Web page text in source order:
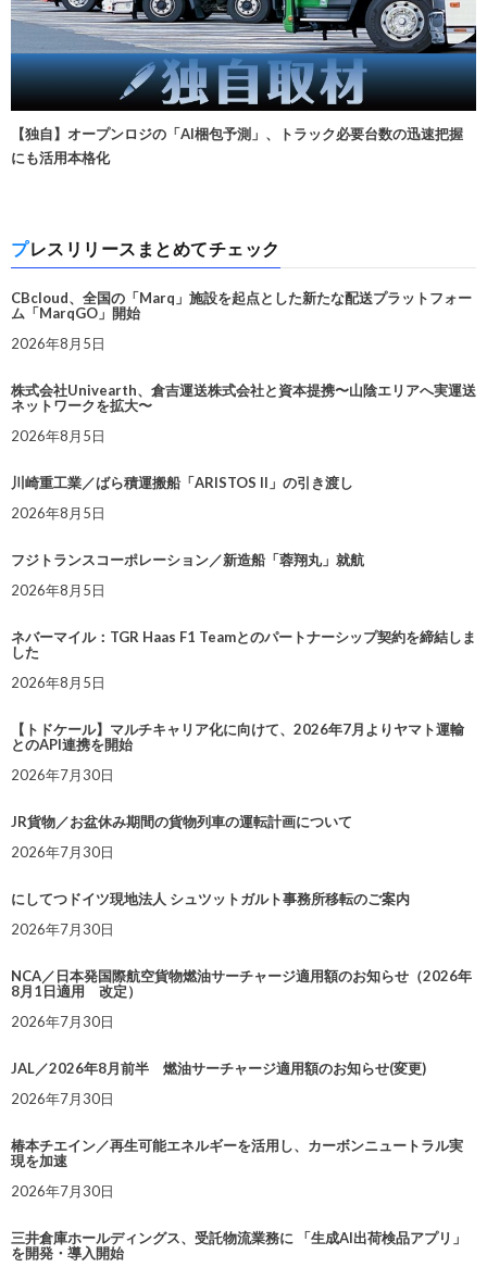
【独自】オープンロジの「AI梱包予測」、トラック必要台数の迅速把握
にも活用本格化
プレスリリースまとめてチェック
CBcloud、全国の「Marq」施設を起点とした新たな配送プラットフォー
ム「MarqGO」開始
2026年8月5日
株式会社Univearth、倉吉運送株式会社と資本提携〜山陰エリアへ実運送
ネットワークを拡大〜
2026年8月5日
川崎重工業／ばら積運搬船「ARISTOS II」の引き渡し
2026年8月5日
フジトランスコーポレーション／新造船「蓉翔丸」就航
2026年8月5日
ネバーマイル：TGR Haas F1 Teamとのパートナーシップ契約を締結しま
した
2026年8月5日
【トドケール】マルチキャリア化に向けて、2026年7月よりヤマト運輸
とのAPI連携を開始
2026年7月30日
JR貨物／お盆休み期間の貨物列車の運転計画について
2026年7月30日
にしてつドイツ現地法人 シュツットガルト事務所移転のご案内
2026年7月30日
NCA／日本発国際航空貨物燃油サーチャージ適用額のお知らせ（2026年
8月1日適用 改定）
2026年7月30日
JAL／2026年8月前半 燃油サーチャージ適用額のお知らせ(変更)
2026年7月30日
椿本チエイン／再生可能エネルギーを活用し、カーボンニュートラル実
現を加速
2026年7月30日
三井倉庫ホールディングス、受託物流業務に 「生成AI出荷検品アプリ」
を開発・導入開始